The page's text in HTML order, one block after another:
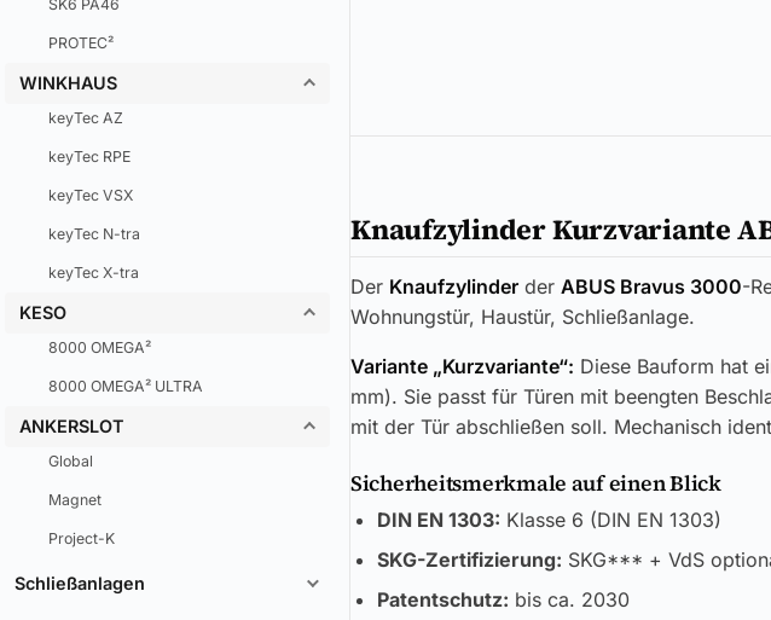
SK6 PA46
PROTEC²
WINKHAUS
keyTec AZ
keyTec RPE
keyTec VSX
keyTec N-tra
keyTec X-tra
KESO
8000 OMEGA²
8000 OMEGA² ULTRA
ANKERSLOT
Global
Magnet
Project-K
Schließanlagen
Knaufzylinder Kurzvariante
Der Knaufzylinder der ABUS Bravus 3000-
Wohnungstür, Haustür, Schließanlage.
Variante „Kurzvariante“: Diese Bauform hat
mm). Sie passt für Türen mit beengten
mit der Tür abschließen soll. Mechanisch
Sicherheitsmerkmale auf einen Blick
DIN EN 1303: Klasse 6 (DIN EN 1303)
SKG-Zertifizierung: SKG*** + VdS
Patentschutz: bis ca. 2030